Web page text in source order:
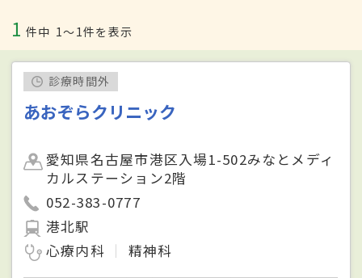
1 件中 1〜1件を表示
診療時間外
あおぞらクリニック
愛知県名古屋市港区入場1-502みなとメディ
カルステーション2階
052-383-0777
港北駅
心療内科
精神科